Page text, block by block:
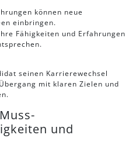
können neue
einbringen.
Fähigkeiten und Erfahrungen
seinen Karrierewechsel
mit klaren Zielen und
und